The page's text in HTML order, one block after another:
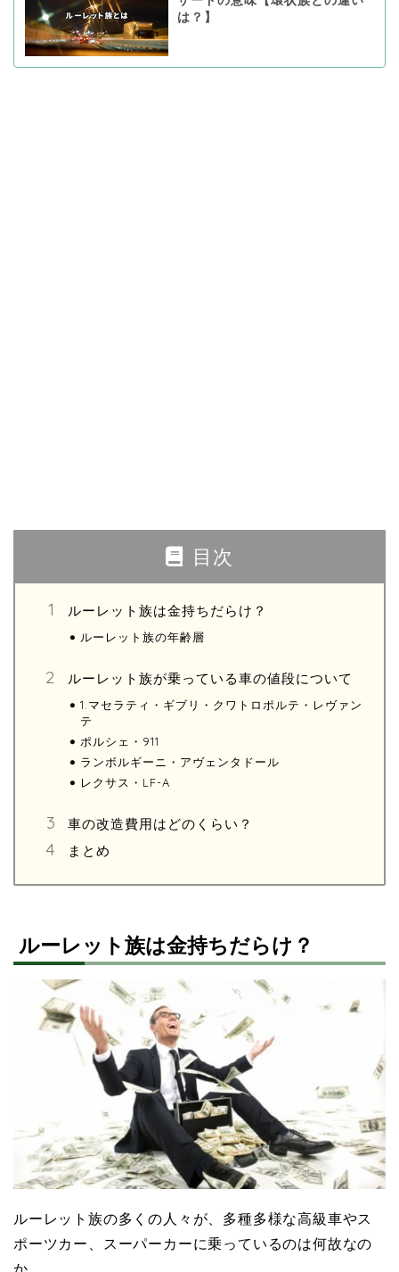
は？】
目次
ルーレット族は金持ちだらけ？
ルーレット族の年齢層
ルーレット族が乗っている車の値段について
1.マセラティ・ギブリ・クワトロポルテ・レヴァン
テ
ポルシェ・911
ランボルギーニ・アヴェンタドール
レクサス・LF-A
車の改造費用はどのくらい？
まとめ
ルーレット族は金持ちだらけ？
ルーレット族の多くの人々が、多種多様な高級車やス
ポーツカー、スーパーカーに乗っているのは何故なの
か。